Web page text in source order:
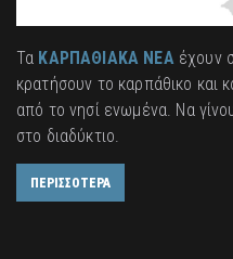
Τα ΚΑΡΠΑΘΙΑΚΑ ΝΕΑέχουν
κρατήσουν το καρπάθικο και
από το νησί ενωμένα. Να
στο διαδύκτιο.
ΠΕΡΙΣΣΟΤΕΡΑ